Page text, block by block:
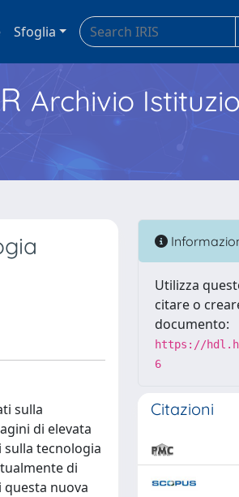
Sfoglia
Archivio
sulla
di elevata
sulla tecnologia
di
questa nuova
Utilizza
citare o
documento:
https://
6
Citazioni